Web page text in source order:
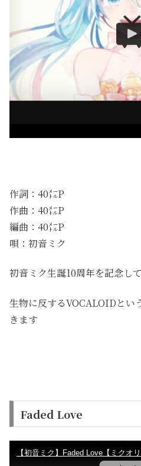
作詞：40㍍P
作曲：40㍍P
編曲：40㍍P
唄：初音ミク
初音ミク生誕10周年を記念し
生物に反するVOCALOIDとい
きます
Faded Love